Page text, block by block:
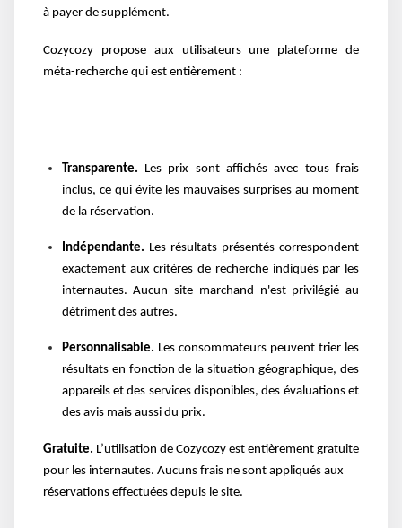
à payer de supplément.
Cozycozy propose aux utilisateurs une plateforme de
méta-recherche qui est entièrement :
Transparente. Les prix sont affichés avec tous frais
inclus, ce qui évite les mauvaises surprises au moment
de la réservation.
Indépendante. Les résultats présentés correspondent
exactement aux critères de recherche indiqués par les
internautes. Aucun site marchand n'est privilégié au
détriment des autres.
Personnalisable. Les consommateurs peuvent trier les
résultats en fonction de la situation géographique, des
appareils et des services disponibles, des évaluations et
des avis mais aussi du prix.
Gratuite. L’utilisation de Cozycozy est entièrement gratuite
pour les internautes. Aucuns frais ne sont appliqués aux
réservations effectuées depuis le site.